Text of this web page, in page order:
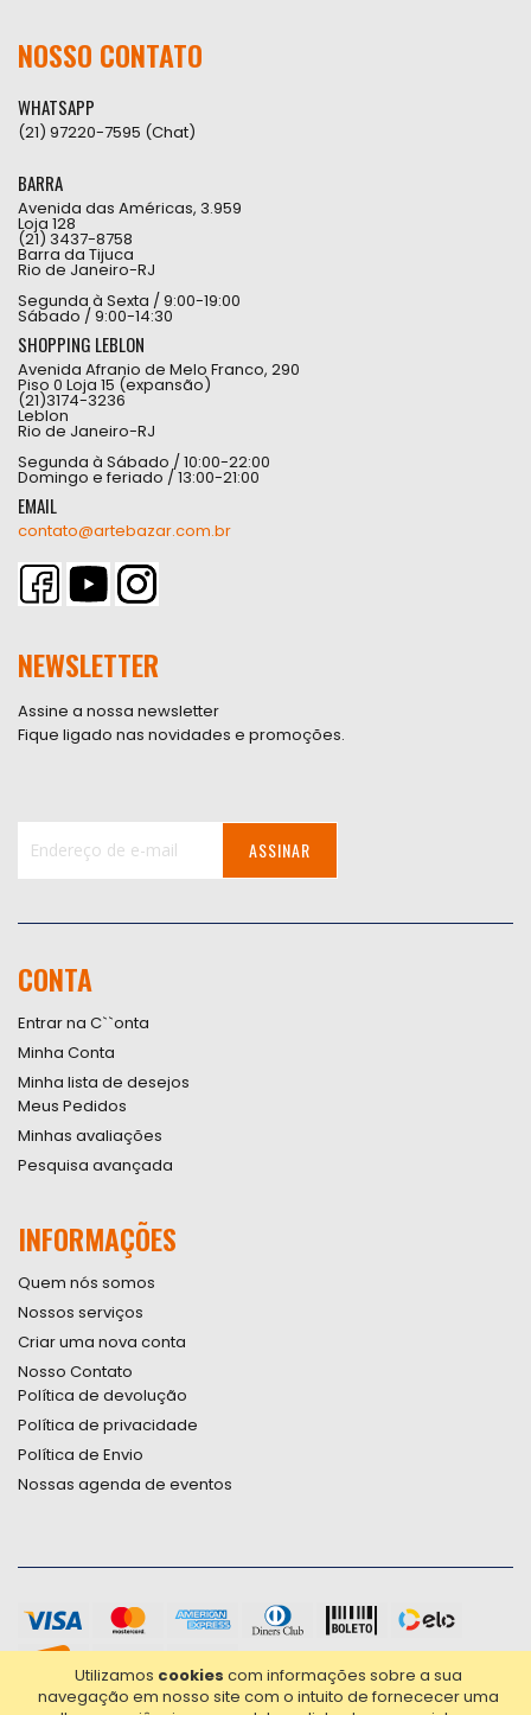
Utilizamos cookies com informações sobre a sua
navegação em nosso site com o intuito de fornececer uma
NOSSO CONTATO
WHATSAPP
(21) 97220-7595 (Chat)
BARRA
Avenida das Américas, 3.959
Loja 128
(21) 3437-8758
Barra da Tijuca
Rio de Janeiro-RJ
Segunda à Sexta / 9:00-19:00
Sábado / 9:00-14:30
SHOPPING LEBLON
Avenida Afranio de Melo Franco, 290
Piso 0 Loja 15 (expansão)
(21)3174-3236
Leblon
Rio de Janeiro-RJ
Segunda à Sábado / 10:00-22:00
Domingo e feriado / 13:00-21:00
EMAIL
contato@artebazar.com.br
NEWSLETTER
Assine a nossa newsletter
Fique ligado nas novidades e promoções.
Newsletter:
ASSINAR
CONTA
Entrar na C``onta
Minha Conta
Minha lista de desejos
Meus Pedidos
Minhas avaliações
Pesquisa avançada
INFORMAÇÕES
Quem nós somos
Nossos serviços
Criar uma nova conta
Nosso Contato
Política de devolução
Política de privacidade
Política de Envio
Nossas agenda de eventos